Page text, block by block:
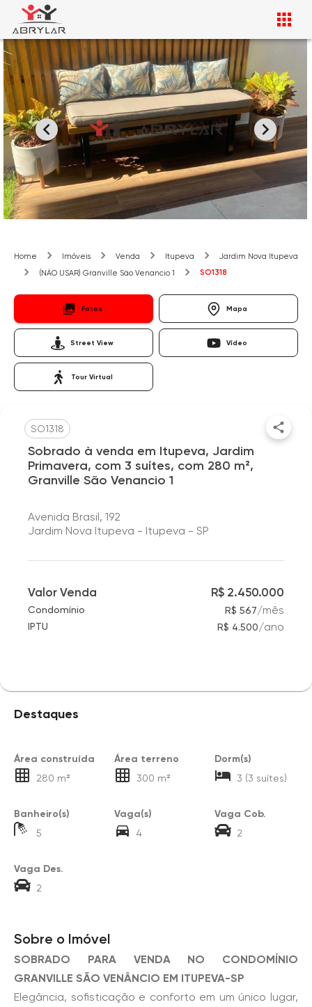
Home Imóveis Venda Itupeva
Jardim Nova Itupeva
(NÃO USAR) Granville São Venancio 1
SO1318
Fotos Mapa
Street View Vídeo
Tour Virtual
SO1318
Sobrado à venda em Itupeva, Jardim
Primavera, com 3 suítes, com 280 m²,
Granville São Venancio 1
Avenida Brasil, 192
Jardim Nova Itupeva - Itupeva - SP
Valor Venda R$ 2.450.000
Condomínio R$ 567/mês
IPTU R$ 4.500/ano
Destaques
Área construída
280 m²
Área terreno
300 m²
Dorm(s)
3 (3 suítes)
Banheiro(s)
5
Vaga(s)
4
Vaga Cob.
2
Vaga Des.
2
Sobre o Imóvel
SOBRADO PARA VENDA NO CONDOMÍNIO
GRANVILLE SÃO VENÂNCIO EM ITUPEVA-SP
Elegância, sofisticação e conforto em um único lugar,